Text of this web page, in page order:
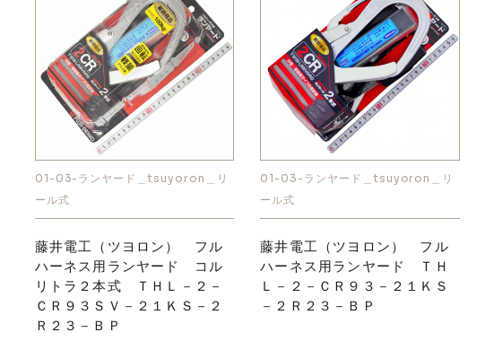
01-03-ランヤード＿tsuyoron＿リ
ール式
藤井電工（ツヨロン） フル
ハーネス用ランヤード コル
リトラ２本式 ＴＨＬ－２－
ＣＲ９３ＳＶ－２１ＫＳ－２
Ｒ２３－ＢＰ
01-03-ランヤード＿tsuyoron＿リ
ール式
藤井電工（ツヨロン） フル
ハーネス用ランヤード ＴＨ
Ｌ－２－ＣＲ９３－２１ＫＳ
－２Ｒ２３－ＢＰ